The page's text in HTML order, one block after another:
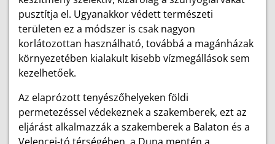
pusztítja el. Ugyanakkor védett természeti
területen ez a módszer is csak nagyon
korlátozottan használható, továbbá a magánházak
környezetében kialakult kisebb vízmegállások sem
kezelhetőek.
Az elaprózott tenyészőhelyeken földi
permetezéssel védekeznek a szakemberek, ezt az
eljárást alkalmazzák a szakemberek a Balaton és a